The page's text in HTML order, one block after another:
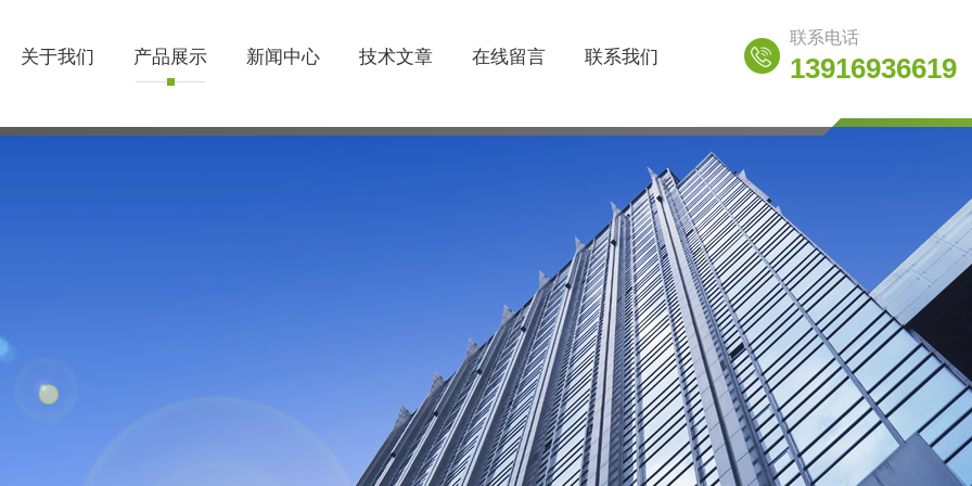
关于我们 产品展示 新闻中心 技术文章 在线留言 联系我们
联系电话
13916936619